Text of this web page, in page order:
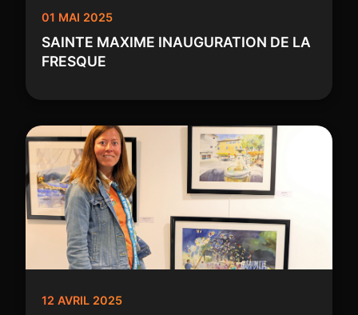
01 MAI 2025
SAINTE MAXIME INAUGURATION DE LA
FRESQUE
12 AVRIL 2025